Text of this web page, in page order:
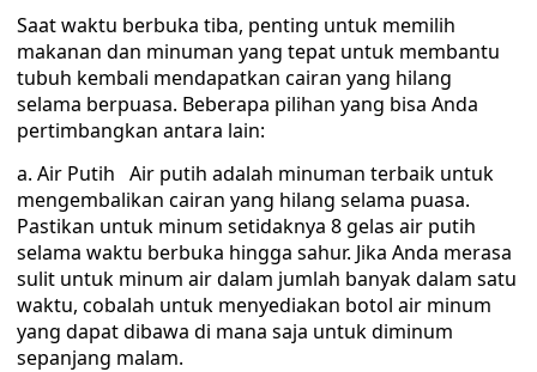
Saat waktu berbuka tiba, penting untuk memilih
makanan dan minuman yang tepat untuk membantu
tubuh kembali mendapatkan cairan yang hilang
selama berpuasa. Beberapa pilihan yang bisa Anda
pertimbangkan antara lain:
a. Air Putih Air putih adalah minuman terbaik untuk
mengembalikan cairan yang hilang selama puasa.
Pastikan untuk minum setidaknya 8 gelas air putih
selama waktu berbuka hingga sahur. Jika Anda merasa
sulit untuk minum air dalam jumlah banyak dalam satu
waktu, cobalah untuk menyediakan botol air minum
yang dapat dibawa di mana saja untuk diminum
sepanjang malam.